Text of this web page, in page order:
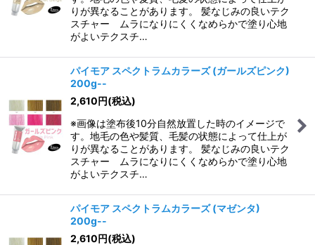
りが異なることがあります。 髪なじみの良いテク
スチャー ムラになりにくくなめらかで塗り心地
がよいテクスチ…
パイモア スペクトラムカラーズ (ガールズピンク)
200g--
2,610円(税込)
※画像は塗布後10分自然放置した時のイメージで
す。地毛の色や髪質、毛髪の状態によって仕上が
りが異なることがあります。 髪なじみの良いテク
スチャー ムラになりにくくなめらかで塗り心地
がよいテクスチ…
パイモア スペクトラムカラーズ (マゼンタ)
200g--
2,610円(税込)